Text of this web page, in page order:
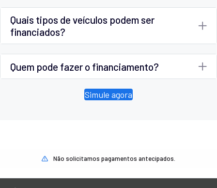
Quais tipos de veículos podem ser
financiados?
Quem pode fazer o financiamento?
Simule agora
Não solicitamos pagamentos antecipados.